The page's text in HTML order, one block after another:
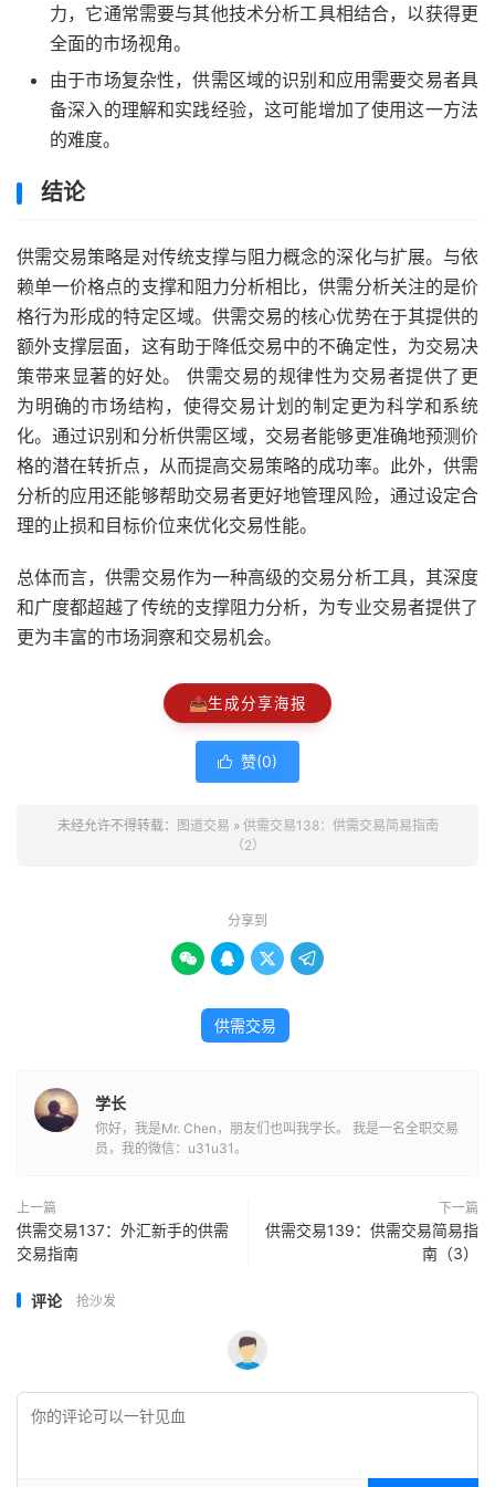
力，它通常需要与其他技术分析工具相结合，以获得更
全面的市场视角。
由于市场复杂性，供需区域的识别和应用需要交易者具
备深入的理解和实践经验，这可能增加了使用这一方法
的难度。
结论
供需交易策略是对传统支撑与阻力概念的深化与扩展。与依
赖单一价格点的支撑和阻力分析相比，供需分析关注的是价
格行为形成的特定区域。供需交易的核心优势在于其提供的
额外支撑层面，这有助于降低交易中的不确定性，为交易决
策带来显著的好处。 供需交易的规律性为交易者提供了更
为明确的市场结构，使得交易计划的制定更为科学和系统
化。通过识别和分析供需区域，交易者能够更准确地预测价
格的潜在转折点，从而提高交易策略的成功率。此外，供需
分析的应用还能够帮助交易者更好地管理风险，通过设定合
理的止损和目标价位来优化交易性能。
总体而言，供需交易作为一种高级的交易分析工具，其深度
和广度都超越了传统的支撑阻力分析，为专业交易者提供了
更为丰富的市场洞察和交易机会。
📤生成分享海报
 赞(0)
未经允许不得转载： 图道交易 » 供需交易138：供需交易简易指南
（2）
分享到
   
供需交易
学长
你好，我是Mr. Chen，朋友们也叫我学长。 我是一名全职交易
员，我的微信：u31u31。
上一篇
供需交易137：外汇新手的供需
交易指南
下一篇
供需交易139：供需交易简易指
南（3）
评论 抢沙发